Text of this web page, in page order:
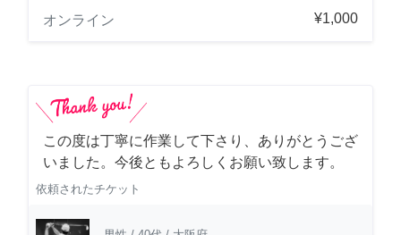
オンライン
¥1,000
この度は丁寧に作業して下さり、ありがとうござ
いました。今後ともよろしくお願い致します。
依頼されたチケット